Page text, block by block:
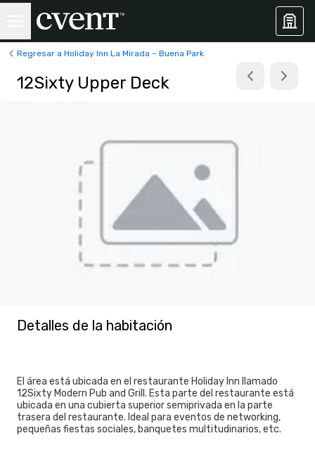
Regresar a Holiday Inn La Mirada – Buena Park
12Sixty Upper Deck
Detalles de la habitación
El área está ubicada en el restaurante Holiday Inn llamado
12Sixty Modern Pub and Grill. Esta parte del restaurante está
ubicada en una cubierta superior semiprivada en la parte
trasera del restaurante. Ideal para eventos de networking,
pequeñas fiestas sociales, banquetes multitudinarios, etc.